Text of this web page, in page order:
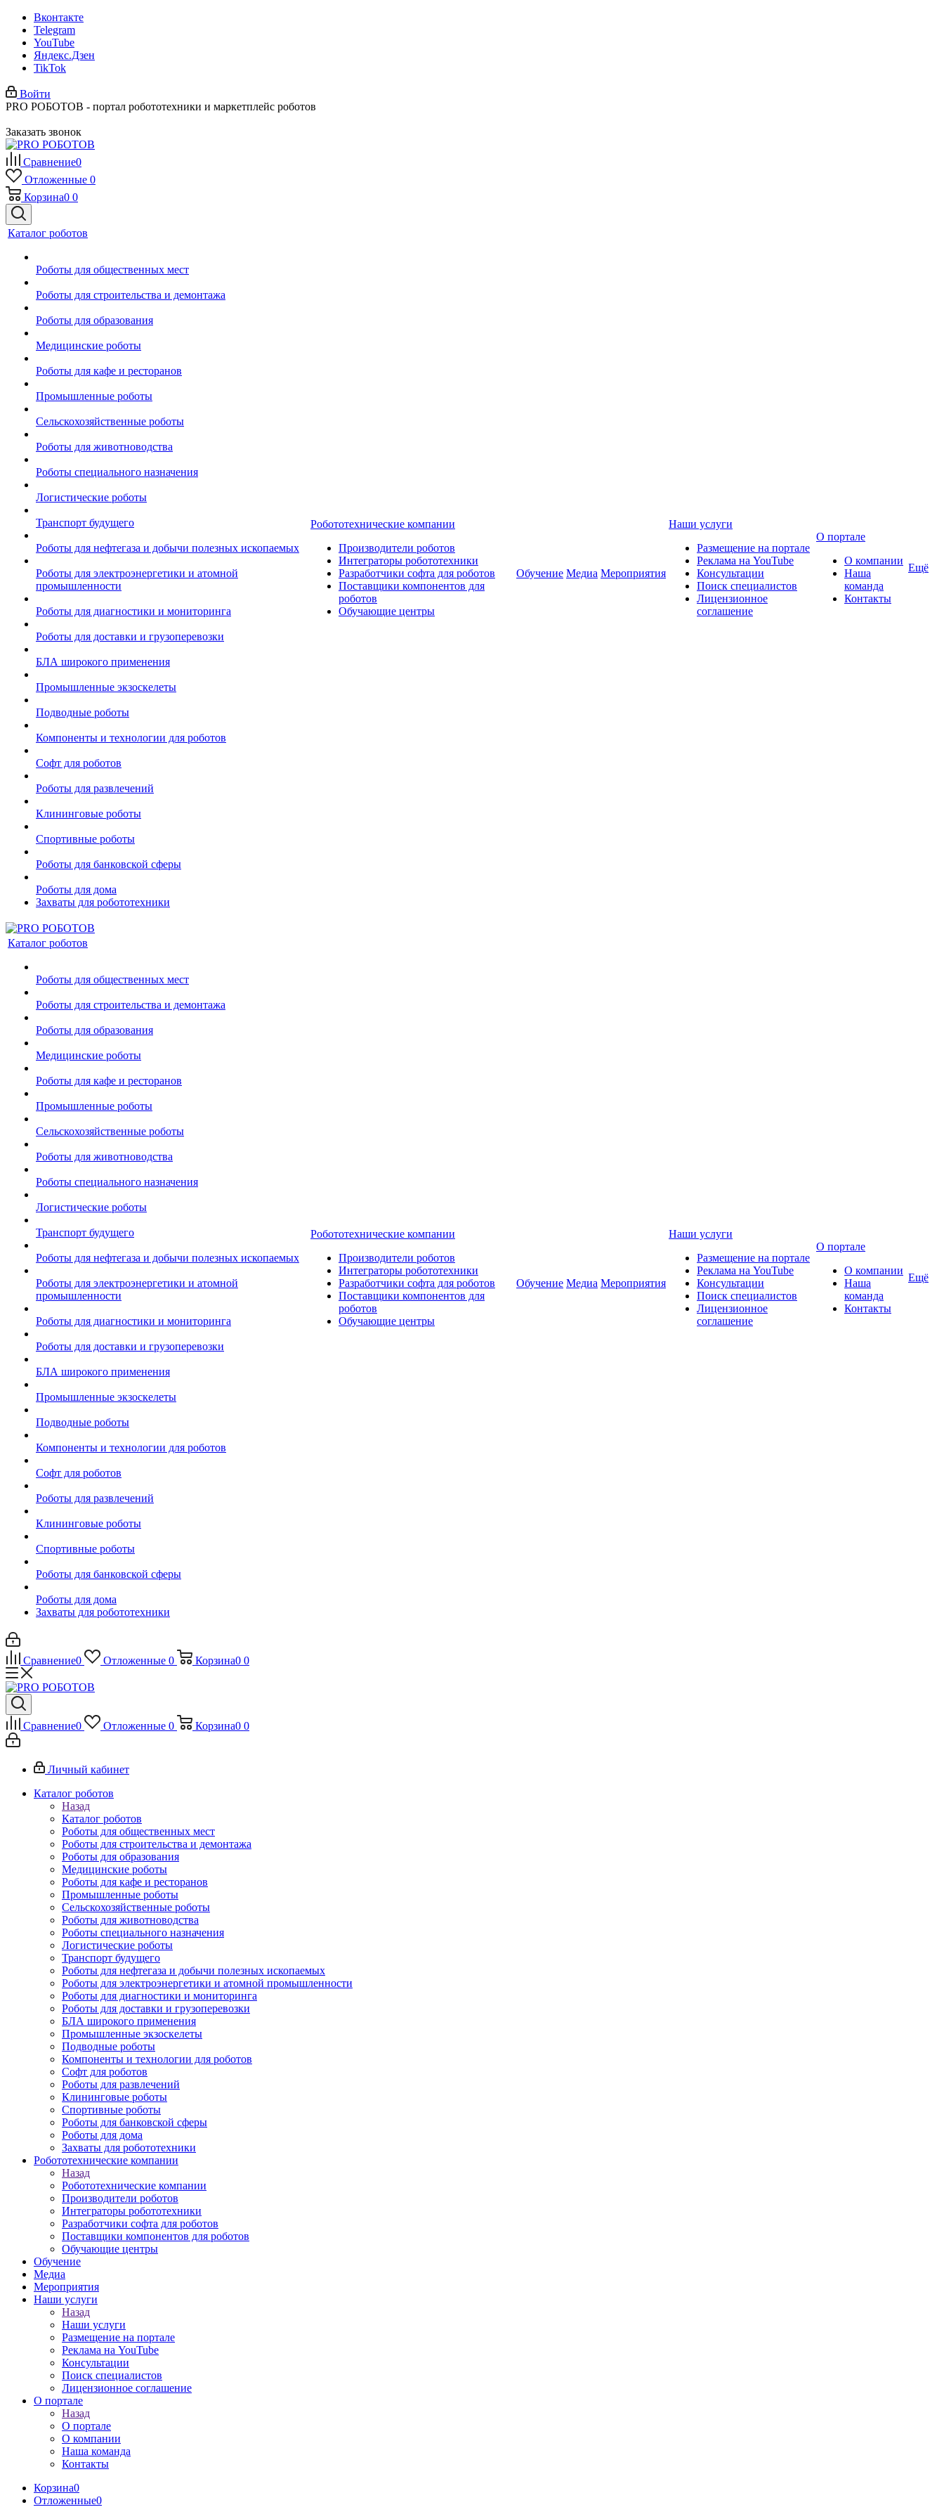
Вконтакте
Telegram
YouTube
Яндекс.Дзен
TikTok
Войти
PRO РОБОТОВ - портал робототехники и маркетплейс роботов
Заказать звонок
Сравнение0
Отложенные 0
Корзина0 0
Каталог роботов
Роботы для общественных мест
Роботы для строительства и демонтажа
Роботы для образования
Медицинские роботы
Роботы для кафе и ресторанов
Промышленные роботы
Сельскохозяйственные роботы
Роботы для животноводства
Роботы специального назначения
Логистические роботы
Транспорт будущего
Роботы для нефтегаза и добычи полезных ископаемых
Роботы для электроэнергетики и атомной
промышленности
Роботы для диагностики и мониторинга
Роботы для доставки и грузоперевозки
БЛА широкого применения
Промышленные экзоскелеты
Подводные роботы
Компоненты и технологии для роботов
Софт для роботов
Роботы для развлечений
Клининговые роботы
Спортивные роботы
Роботы для банковской сферы
Роботы для дома
Захваты для робототехники
Робототехнические компании
Производители роботов
Интеграторы робототехники
Разработчики софта для роботов
Поставщики компонентов для
роботов
Обучающие центры
Обучение Медиа Мероприятия
Наши услуги
Размещение на портале
Реклама на YouTube
Консультации
Поиск специалистов
Лицензионное
соглашение
О портале
О компании
Наша
команда
Контакты
Ещё
Каталог роботов
Роботы для общественных мест
Роботы для строительства и демонтажа
Роботы для образования
Медицинские роботы
Роботы для кафе и ресторанов
Промышленные роботы
Сельскохозяйственные роботы
Роботы для животноводства
Роботы специального назначения
Логистические роботы
Транспорт будущего
Роботы для нефтегаза и добычи полезных ископаемых
Роботы для электроэнергетики и атомной
промышленности
Роботы для диагностики и мониторинга
Роботы для доставки и грузоперевозки
БЛА широкого применения
Промышленные экзоскелеты
Подводные роботы
Компоненты и технологии для роботов
Софт для роботов
Роботы для развлечений
Клининговые роботы
Спортивные роботы
Роботы для банковской сферы
Роботы для дома
Захваты для робототехники
Робототехнические компании
Производители роботов
Интеграторы робототехники
Разработчики софта для роботов
Поставщики компонентов для
роботов
Обучающие центры
Обучение Медиа Мероприятия
Наши услуги
Размещение на портале
Реклама на YouTube
Консультации
Поиск специалистов
Лицензионное
соглашение
О портале
О компании
Наша
команда
Контакты
Ещё
Сравнение0 Отложенные 0 Корзина0 0
Сравнение0 Отложенные 0 Корзина0 0
Личный кабинет
Каталог роботов
Назад
Каталог роботов
Роботы для общественных мест
Роботы для строительства и демонтажа
Роботы для образования
Медицинские роботы
Роботы для кафе и ресторанов
Промышленные роботы
Сельскохозяйственные роботы
Роботы для животноводства
Роботы специального назначения
Логистические роботы
Транспорт будущего
Роботы для нефтегаза и добычи полезных ископаемых
Роботы для электроэнергетики и атомной промышленности
Роботы для диагностики и мониторинга
Роботы для доставки и грузоперевозки
БЛА широкого применения
Промышленные экзоскелеты
Подводные роботы
Компоненты и технологии для роботов
Софт для роботов
Роботы для развлечений
Клининговые роботы
Спортивные роботы
Роботы для банковской сферы
Роботы для дома
Захваты для робототехники
Робототехнические компании
Назад
Робототехнические компании
Производители роботов
Интеграторы робототехники
Разработчики софта для роботов
Поставщики компонентов для роботов
Обучающие центры
Обучение
Медиа
Мероприятия
Наши услуги
Назад
Наши услуги
Размещение на портале
Реклама на YouTube
Консультации
Поиск специалистов
Лицензионное соглашение
О портале
Назад
О портале
О компании
Наша команда
Контакты
Корзина0
Отложенные0